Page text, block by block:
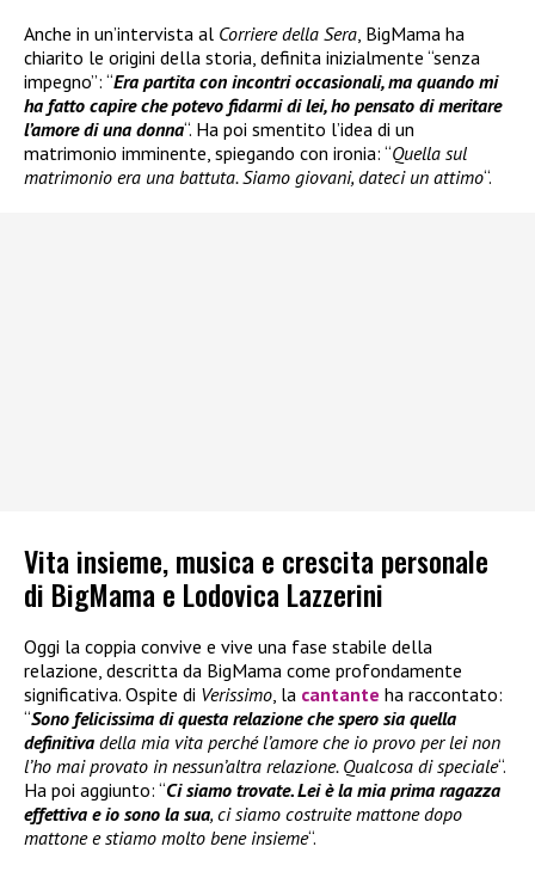
Anche in un’intervista al Corriere della Sera, BigMama ha
chiarito le origini della storia, definita inizialmente “senza
impegno”: “Era partita con incontri occasionali, ma quando mi
ha fatto capire che potevo fidarmi di lei, ho pensato di meritare
l’amore di una donna“. Ha poi smentito l’idea di un
matrimonio imminente, spiegando con ironia: “Quella sul
matrimonio era una battuta. Siamo giovani, dateci un attimo“.
Vita insieme, musica e crescita personale
di BigMama e Lodovica Lazzerini
Oggi la coppia convive e vive una fase stabile della
relazione, descritta da BigMama come profondamente
significativa. Ospite di Verissimo , la cantante ha raccontato:
“Sono felicissima di questa relazione che spero sia quella
definitiva della mia vita perché l’amore che io provo per lei non
l’ho mai provato in nessun’altra relazione. Qualcosa di speciale“.
Ha poi aggiunto: “Ci siamo trovate. Lei è la mia prima ragazza
effettiva e io sono la sua, ci siamo costruite mattone dopo
mattone e stiamo molto bene insieme“.